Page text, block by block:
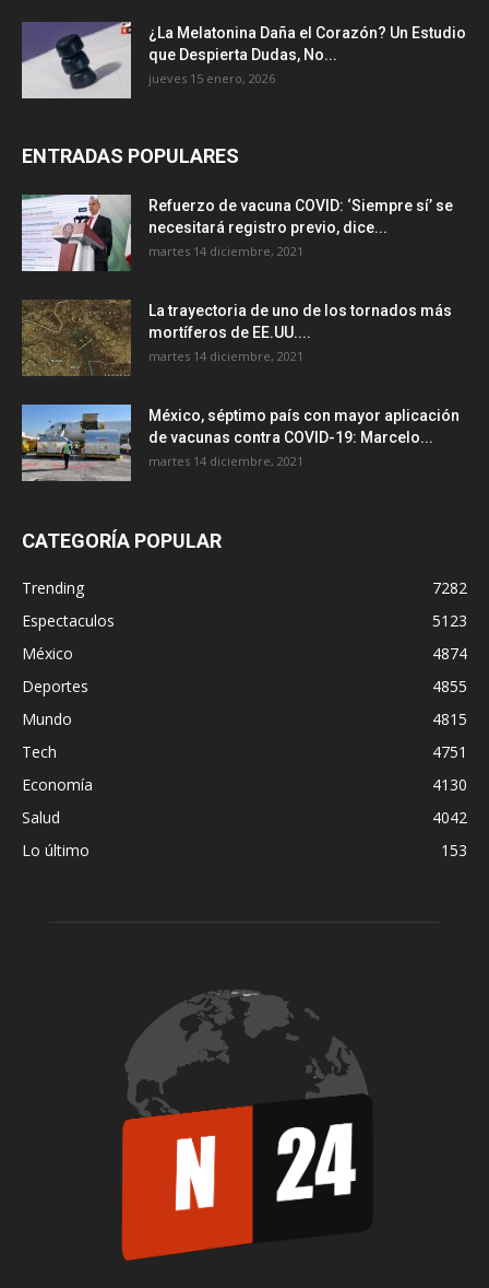
¿La Melatonina Daña el Corazón? Un Estudio
que Despierta Dudas, No...
jueves 15 enero, 2026
ENTRADAS POPULARES
Refuerzo de vacuna COVID: ‘Siempre sí’ se
necesitará registro previo, dice...
martes 14 diciembre, 2021
La trayectoria de uno de los tornados más
mortíferos de EE.UU....
martes 14 diciembre, 2021
México, séptimo país con mayor aplicación
de vacunas contra COVID-19: Marcelo...
martes 14 diciembre, 2021
CATEGORÍA POPULAR
Trending
7282
Espectaculos
5123
México
4874
Deportes
4855
Mundo
4815
Tech
4751
Economía
4130
Salud
4042
Lo último
153